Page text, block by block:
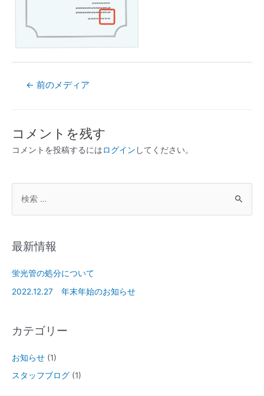
← 前のメディア
コメントを残す
コメントを投稿するにはログイン してください。
最新情報
蛍光管の処分について
2022.12.27 年末年始のお知らせ
カテゴリー
お知らせ (1)
スタッフブログ (1)